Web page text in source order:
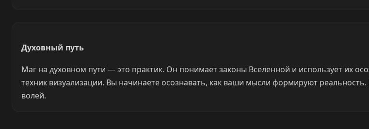
Духовный путь
Маг на духовном пути — это практик. Он понимает законы Вселенной и использует их
техник визуализации. Вы начинаете осознавать, как ваши мысли формируют
волей.